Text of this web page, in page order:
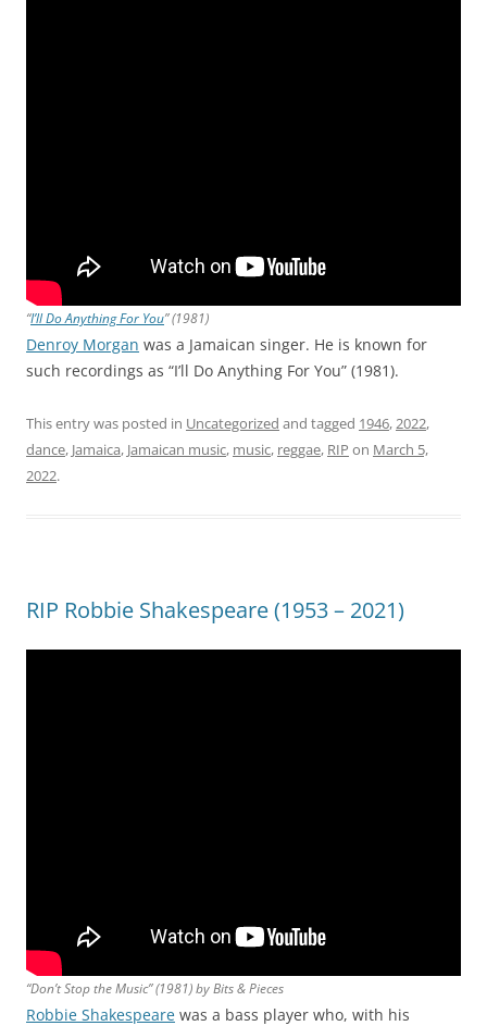
“I’ll Do Anything For You” (1981)
Denroy Morgan was a Jamaican singer. He is known for
such recordings as “I’ll Do Anything For You” (1981).
This entry was posted in Uncategorized and tagged 1946,2022,
dance, Jamaica, Jamaican music, music, reggae, RIP on March 5,
2022.
RIP Robbie Shakespeare (1953 – 2021)
“Don’t Stop the Music” (1981) by Bits & Pieces
Robbie Shakespeare was a bass player who, with his